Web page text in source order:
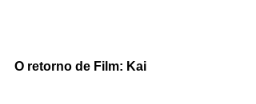
O retorno de Film: Kai